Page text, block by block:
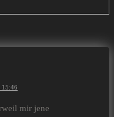
15:46
mir jene